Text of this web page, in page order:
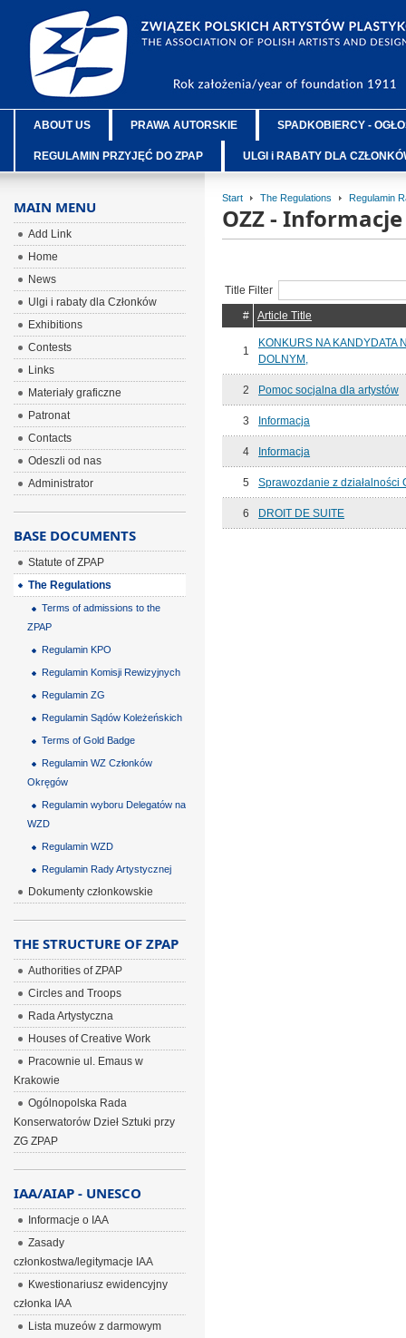
ABOUT US PRAWA AUTORSKIE SPADKOBIERCY -
REGULAMIN PRZYJĘĆ DO ZPAP ULGI i RABATY DLA
Start The Regulations Regulamin
OZZ -
Title Filter
#
Article Title
1
KONKURS NA KANDYDATA
DOLNYM,
2 Pomoc socjalna dla artystów
3 Informacja
4 Informacja
5 Sprawozdanie z działalności
6 DROIT DE SUITE
MAIN MENU
Add Link
Home
News
Ulgi i rabaty dla Członków
Exhibitions
Contests
Links
Materiały graficzne
Patronat
Contacts
Odeszli od nas
Administrator
BASE DOCUMENTS
Statute of ZPAP
The Regulations
Terms of admissions to the
ZPAP
Regulamin KPO
Regulamin Komisji Rewizyjnych
Regulamin ZG
Regulamin Sądów Koleżeńskich
Terms of Gold Badge
Regulamin WZ Członków
Okręgów
Regulamin wyboru Delegatów na
WZD
Regulamin WZD
Regulamin Rady Artystycznej
Dokumenty członkowskie
THE STRUCTURE OF ZPAP
Authorities of ZPAP
Circles and Troops
Rada Artystyczna
Houses of Creative Work
Pracownie ul. Emaus w
Krakowie
Ogólnopolska Rada
Konserwatorów Dzieł Sztuki przy
ZG ZPAP
IAA/AIAP - UNESCO
Informacje o IAA
Zasady
członkostwa/legitymacje IAA
Kwestionariusz ewidencyjny
członka IAA
Lista muzeów z darmowym